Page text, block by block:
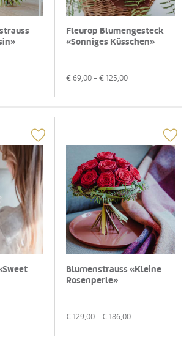
Fleurop Blumengesteck
«Sonniges Küsschen»
€ 69,00 - € 125,00
Blumenstrauss «Kleine
Rosenperle»
€ 129,00 - € 186,00